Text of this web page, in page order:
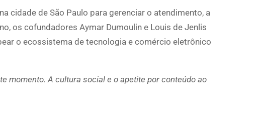
cidade de São Paulo para gerenciar o atendimento, a
os cofundadores Aymar Dumoulin e Louis de Jenlis
o ecossistema de tecnologia e comércio eletrônico
momento. A cultura social e o apetite por conteúdo ao